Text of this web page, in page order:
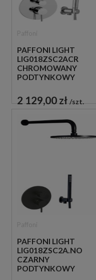
PAFFONI LIGHT
LIG018ZSC2ACR
CHROMOWANY
PODTYNKOWY
PRYSZNICOWY
2 129,00 zł szt.
PAFFONI LIGHT
LIG018ZSC2A.NO
CZARNY
PODTYNKOWY